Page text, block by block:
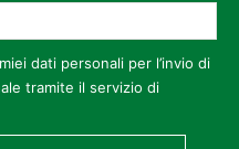
dati personali per l’invio di
tramite il servizio di